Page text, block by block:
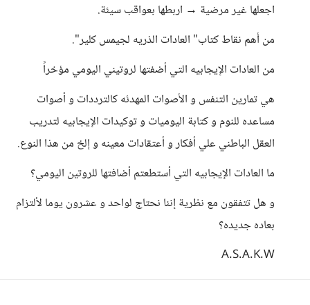
اجعلها غير مرضية → اربطها بعواقب سيئة.
من أهم نقاط كتاب" العادات الذريه لجيمس كلير".
من العادات الإيجابيه التي أضفتها لروتيني اليومي مؤخراً
هي تمارين التنفس و الأصوات المهدئه كالترددات و أصوات
مساعده للنوم و كتابة اليوميات و توكيدات الإيجابيه لتدريب
العقل الباطني علي أفكار و أعتقادات معينه و إلخ من هذا النوع.
ما العادات الإيجابيه التي أستطعتم أضافتها للروتين اليومي؟
و هل تتفقون مع نظرية إننا نحتاج لواحد و عشرون يوما لألتزام
بعاده جديده؟
A.S.A.K.W